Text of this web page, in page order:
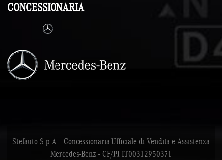
CONCESSIONARIA
Stefauto S.p.A. - Concessionaria Ufficiale di Vendita e Assistenza
Mercedes-Benz - CF/PI IT00312950371